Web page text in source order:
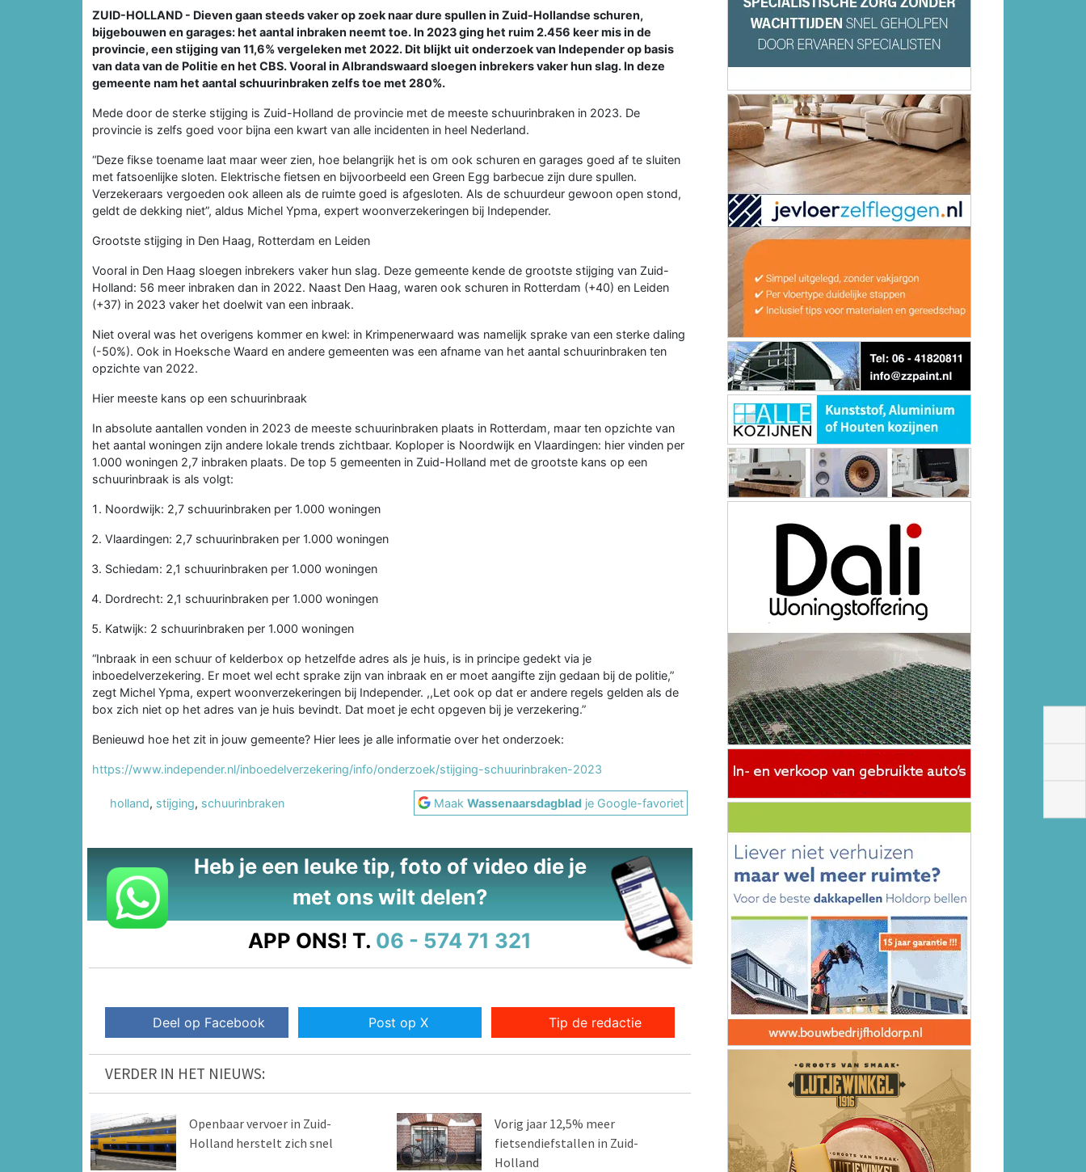
ZUID-HOLLAND - Dieven gaan steeds vaker op zoek naar dure spullen in Zuid-Hollandse schuren,
bijgebouwen en garages: het aantal inbraken neemt toe. In 2023 ging het ruim 2.456 keer mis in de
provincie, een stijging van 11,6% vergeleken met 2022. Dit blijkt uit onderzoek van Independer op basis
van data van de Politie en het CBS. Vooral in Albrandswaard sloegen inbrekers vaker hun slag. In deze
gemeente nam het aantal schuurinbraken zelfs toe met 280%.
Mede door de sterke stijging is Zuid-Holland de provincie met de meeste schuurinbraken in 2023. De
provincie is zelfs goed voor bijna een kwart van alle incidenten in heel Nederland.
“Deze fikse toename laat maar weer zien, hoe belangrijk het is om ook schuren en garages goed af te sluiten
met fatsoenlijke sloten. Elektrische fietsen en bijvoorbeeld een Green Egg barbecue zijn dure spullen.
Verzekeraars vergoeden ook alleen als de ruimte goed is afgesloten. Als de schuurdeur gewoon open stond,
geldt de dekking niet”, aldus Michel Ypma, expert woonverzekeringen bij Independer.
Grootste stijging in Den Haag, Rotterdam en Leiden
Vooral in Den Haag sloegen inbrekers vaker hun slag. Deze gemeente kende de grootste stijging van Zuid-
Holland: 56 meer inbraken dan in 2022. Naast Den Haag, waren ook schuren in Rotterdam (+40) en Leiden
(+37) in 2023 vaker het doelwit van een inbraak.
Niet overal was het overigens kommer en kwel: in Krimpenerwaard was namelijk sprake van een sterke daling
(-50%). Ook in Hoeksche Waard en andere gemeenten was een afname van het aantal schuurinbraken ten
opzichte van 2022.
Hier meeste kans op een schuurinbraak
In absolute aantallen vonden in 2023 de meeste schuurinbraken plaats in Rotterdam, maar ten opzichte van
het aantal woningen zijn andere lokale trends zichtbaar. Koploper is Noordwijk en Vlaardingen: hier vinden per
1.000 woningen 2,7 inbraken plaats. De top 5 gemeenten in Zuid-Holland met de grootste kans op een
schuurinbraak is als volgt:
Noordwijk: 2,7 schuurinbraken per 1.000 woningen
Vlaardingen: 2,7 schuurinbraken per 1.000 woningen
Schiedam: 2,1 schuurinbraken per 1.000 woningen
Dordrecht: 2,1 schuurinbraken per 1.000 woningen
Katwijk: 2 schuurinbraken per 1.000 woningen
“Inbraak in een schuur of kelderbox op hetzelfde adres als je huis, is in principe gedekt via je
inboedelverzekering. Er moet wel echt sprake zijn van inbraak en er moet aangifte zijn gedaan bij de politie,”
zegt Michel Ypma, expert woonverzekeringen bij Independer. ,,Let ook op dat er andere regels gelden als de
box zich niet op het adres van je huis bevindt. Dat moet je echt opgeven bij je verzekering.”
Benieuwd hoe het zit in jouw gemeente? Hier lees je alle informatie over het onderzoek:
https://www.independer.nl/inboedelverzekering/info/onderzoek/stijging-schuurinbraken-2023
holland, stijging, schuurinbraken MaakWassenaarsdagblad je Google-favoriet
Heb je een leuke tip, foto of video die je
met ons wilt delen?
APP ONS! T. 06 - 574 71 321
Deel op Facebook Post op X Tip de redactie
VERDER IN HET NIEUWS:
Openbaar vervoer in Zuid-
Holland herstelt zich snel
Vorig jaar 12,5% meer
fietsendiefstallen in Zuid-
Holland